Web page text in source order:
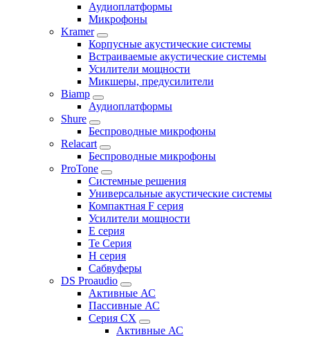
Аудиоплатформы
Микрофоны
Kramer
Корпусные акустические системы
Встраиваемые акустические системы
Усилители мощности
Микшеры, предусилители
Biamp
Аудиоплатформы
Shure
Беспроводные микрофоны
Relacart
Беспроводные микрофоны
ProTone
Системные решения
Универсальные акустические системы
Компактная F серия
Усилители мощности
E серия
Te Серия
H серия
Сабвуферы
DS Proaudio
Активные АС
Пассивные АС
Серия CX
Активные АС